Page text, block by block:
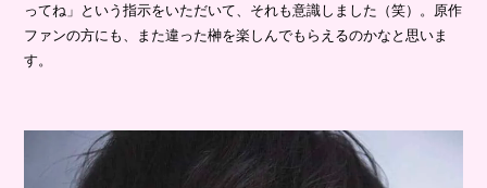
ってね」という指示をいただいて、それも意識しました（笑）。原作
ファンの方にも、また違った榊を楽しんでもらえるのかなと思いま
す。